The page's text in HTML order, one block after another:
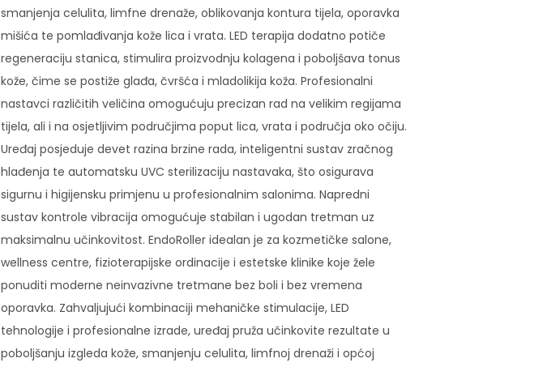
smanjenja celulita, limfne drenaže, oblikovanja kontura tijela, oporavka
mišića te pomlađivanja kože lica i vrata. LED terapija dodatno potiče
regeneraciju stanica, stimulira proizvodnju kolagena i poboljšava tonus
kože, čime se postiže glađa, čvršća i mladolikija koža. Profesionalni
nastavci različitih veličina omogućuju precizan rad na velikim regijama
tijela, ali i na osjetljivim područjima poput lica, vrata i područja oko očiju.
Uređaj posjeduje devet razina brzine rada, inteligentni sustav zračnog
hlađenja te automatsku UVC sterilizaciju nastavaka, što osigurava
sigurnu i higijensku primjenu u profesionalnim salonima. Napredni
sustav kontrole vibracija omogućuje stabilan i ugodan tretman uz
maksimalnu učinkovitost. EndoRoller idealan je za kozmetičke salone,
wellness centre, fizioterapijske ordinacije i estetske klinike koje žele
ponuditi moderne neinvazivne tretmane bez boli i bez vremena
oporavka. Zahvaljujući kombinaciji mehaničke stimulacije, LED
tehnologije i profesionalne izrade, uređaj pruža učinkovite rezultate u
poboljšanju izgleda kože, smanjenju celulita, limfnoj drenaži i općoj